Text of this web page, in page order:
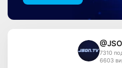
7310
6603